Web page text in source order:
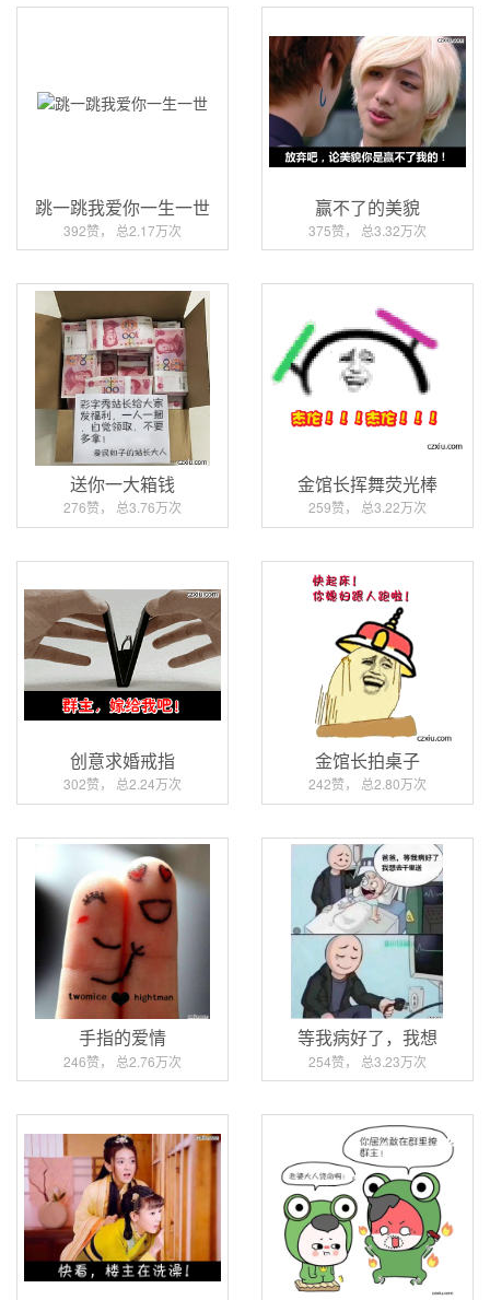
跳一跳我爱你一生一世
392赞， 总2.17万次
赢不了的美貌
375赞， 总3.32万次
送你一大箱钱
276赞， 总3.76万次
金馆长挥舞荧光棒
259赞， 总3.22万次
创意求婚戒指
302赞， 总2.24万次
金馆长拍桌子
242赞， 总2.80万次
手指的爱情
246赞， 总2.76万次
等我病好了，我想
254赞， 总3.23万次